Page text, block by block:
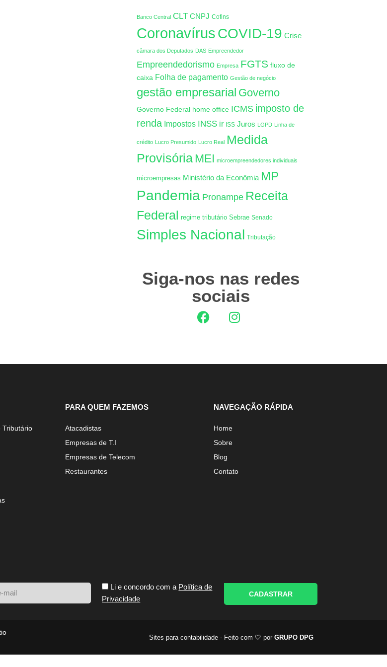
Banco Central CLT CNPJ Cofins
CoronavírusCOVID-19 Crise
câmara dos Deputados DAS Empreendedor
Empreendedorismo Empresa FGTS fluxo de
caixa Folha de pagamento Gestão de negócio
gestão empresarial Governo
Governo Federal home office ICMS imposto de
renda Impostos INSS ir ISS Juros LGPD Linha de
crédito Lucro Presumido Lucro Real
Medida
ProvisóriaMEI microempreendedores individuais
microempresas Ministério da Econômia MP
Pandemia Pronampe Receita
Federal regime tributário Sebrae Senado
Simples Nacional Tributação
Siga-nos nas redes
sociais
Tributário
PARA QUEM FAZEMOS
Atacadistas
Empresas de T.I
Empresas de Telecom
Restaurantes
NAVEGAÇÃO RÁPIDA
Home
Sobre
Blog
Contato
Li e concordo com a Política de
Privacidade
CADASTRAR
Sites para contabilidade - Feito com 🤍 por GRUPO DPG